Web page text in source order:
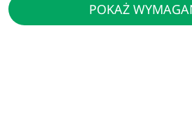
POKAŻ